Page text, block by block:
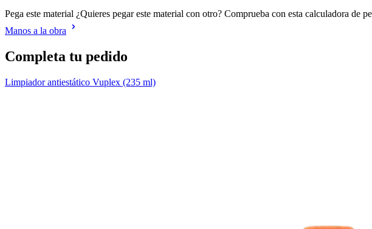
Pega este material ¿Quieres pegar este material con otro? Comprueba con esta calculadora de
Manos a la obra
Completa tu pedido
Limpiador antiestático Vuplex (235 ml)